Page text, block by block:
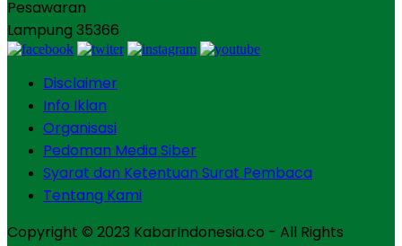
Pesawaran
Lampung 35366
Disclaimer
Info Iklan
Organisasi
Pedoman Media Siber
Syarat dan Ketentuan Surat Pembaca
Tentang Kami
Copyright © 2023 KabarIndonesia.co - All Rights